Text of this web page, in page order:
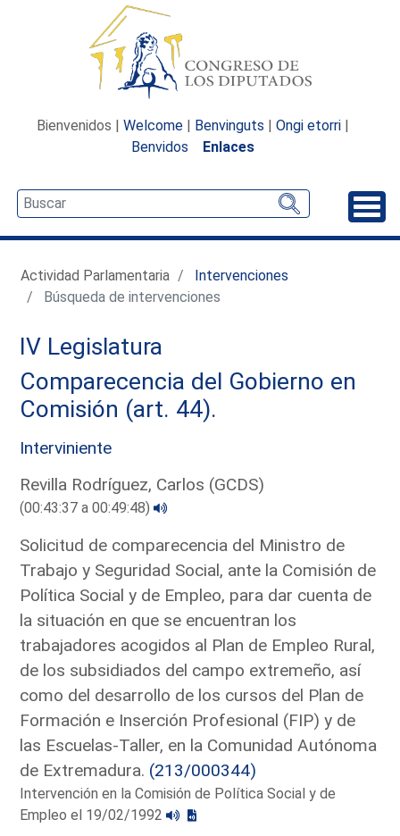
Bienvenidos | Welcome | Benvinguts | Ongi etorri |
Benvidos
Enlaces
Actividad Parlamentaria
Intervenciones
Búsqueda de intervenciones
IV Legislatura
Comparecencia del Gobierno en
Comisión (art. 44).
Interviniente
Revilla Rodríguez, Carlos (GCDS)
(00:43:37 a 00:49:48)
Solicitud de comparecencia del Ministro de
Trabajo y Seguridad Social, ante la Comisión de
Política Social y de Empleo, para dar cuenta de
la situación en que se encuentran los
trabajadores acogidos al Plan de Empleo Rural,
de los subsidiados del campo extremeño, así
como del desarrollo de los cursos del Plan de
Formación e Inserción Profesional (FIP) y de
las Escuelas-Taller, en la Comunidad Autónoma
de Extremadura. (213/000344)
Intervención en la Comisión de Política Social y de
Empleo el 19/02/1992